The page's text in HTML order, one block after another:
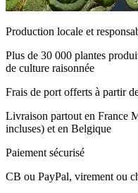
Production locale et
Plus de 30 000 plantes
de culture raisonnée
Frais de port offerts à partir
Livraison partout en France
incluses) et en Belgique
Paiement sécurisé
CB ou PayPal, virement ou